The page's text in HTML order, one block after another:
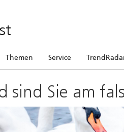
Themen Service
sind Sie am